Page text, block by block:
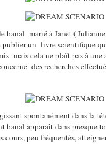
marié à Janet (
publier un livre scientifique
mais cela ne plaît pas à une
des recherches
spontanément dans la
banal apparaît dans presque
cours, peu fréquentés,